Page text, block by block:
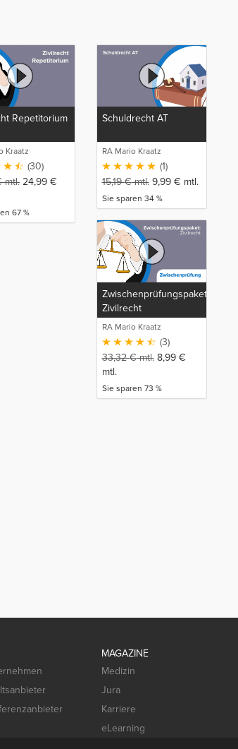
Repetitorium
Kraatz
(30)
mtl. 24,99 €
67 %
Schuldrecht AT
RA Mario Kraatz
(1)
15,19€mtl. 9,99 € mtl.
Sie sparen 34 %
Zwischenprüfungspaket:
Zivilrecht
RA Mario Kraatz
(3)
33,32€mtl. 8,99 €
mtl.
Sie sparen 73 %
MAGAZINE
Medizin
Jura
Karriere
eLearning